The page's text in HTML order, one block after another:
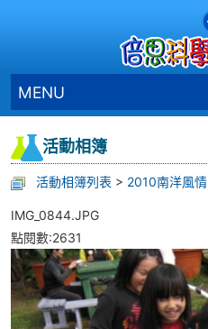
MENU
活動相簿
活動相簿列表 > 2010南洋風情
IMG_0844.JPG
點閱數:2631